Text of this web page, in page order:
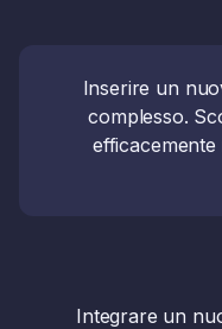
Inserire un
complesso.
Integrare un